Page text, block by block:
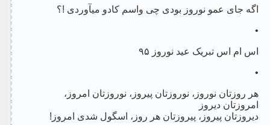
اگه جای عمو نوروز بودی چی واسم کادو میآوردی !؟
•
اس ام اس تبریک عید نوروز ۹۵
•
هر روزتان نوروز، نوروزتان پیروز، نوروزتان امروز،
امروزتان دیروز
دیروزتان پیروز، پیروزتان هر روز، اسگول شدی امروز!